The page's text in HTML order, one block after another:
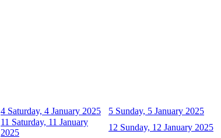
4 Saturday, 4 January 2025 5 Sunday, 5 January 2025
11 Saturday, 11 January
2025
12 Sunday, 12 January 2025